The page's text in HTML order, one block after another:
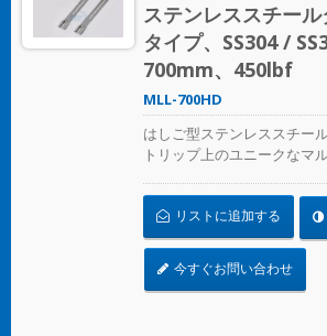
ステンレススチー
タイプ、SS304 /
700mm、450lbf
MLL-700HD
はしご型ステンレススチー
トリップ上のユニークなマ
す
リストに追加する
今すぐお問い合わせ